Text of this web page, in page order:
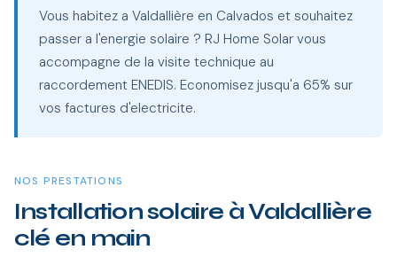
Vous habitez a Valdallière en Calvados et souhaitez
passer a l'energie solaire ? RJ Home Solar vous
accompagne de la visite technique au
raccordement ENEDIS. Economisez jusqu'a 65% sur
vos factures d'electricite.
NOS PRESTATIONS
Installation solaire à Valdallière
clé en main